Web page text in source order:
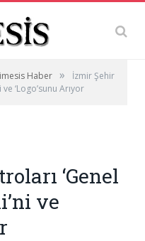
Haber »
İzmir Şehir
‘Logo’sunu Arıyor
‘Genel
ve